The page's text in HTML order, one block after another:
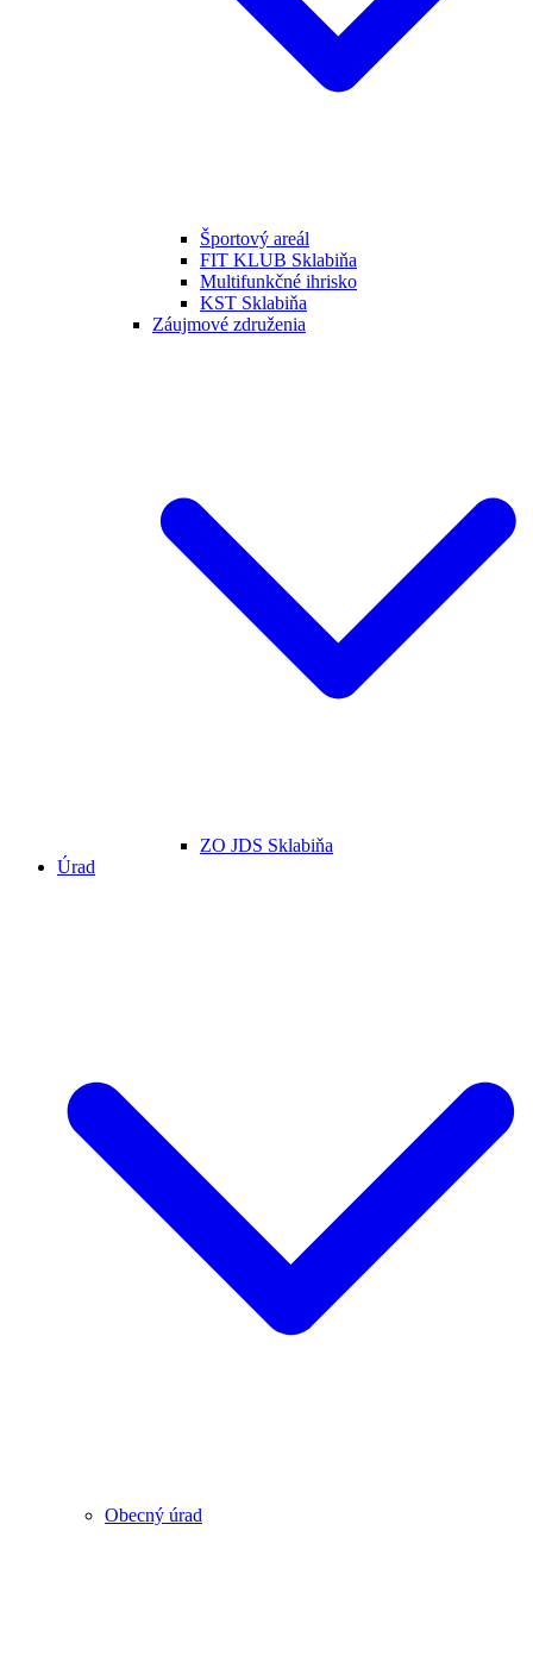
Športový areál
FIT KLUB Sklabiňa
Multifunkčné ihrisko
KST Sklabiňa
Záujmové združenia
ZO JDS Sklabiňa
Úrad
Obecný úrad